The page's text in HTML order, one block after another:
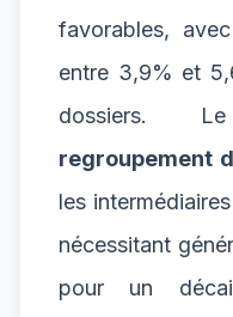
favorables,
entre 3,9% et
dossiers.
regroupement
les
nécessitant
pour un